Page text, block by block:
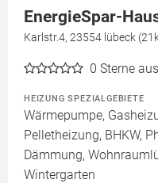
EnergieSpar-
Karlstr.4, 23554 lübeck
0 Sterne
HEIZUNG SPEZIALGEBIETE
Wärmepumpe,
Pelletheizung, BHKW,
Dämmung,
Wintergarten